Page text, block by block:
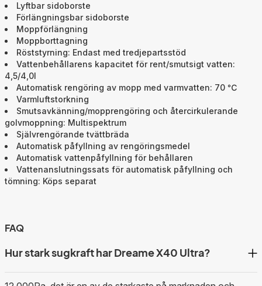
Lyftbar sidoborste
Förlängningsbar sidoborste
Moppförlängning
Moppborttagning
Röststyrning: Endast med tredjepartsstöd
Vattenbehållarens kapacitet för rent/smutsigt vatten:
4,5/4,0l
Automatisk rengöring av mopp med varmvatten: 70 ℃
Varmluftstorkning
Smutsavkänning/mopprengöring och återcirkulerande
golvmoppning: Multispektrum
Självrengörande tvättbräda
Automatisk påfyllning av rengöringsmedel
Automatisk vattenpåfyllning för behållaren
Vattenanslutningssats för automatisk påfyllning och
tömning: Köps separat
FAQ
Hur stark sugkraft har Dreame X40 Ultra?